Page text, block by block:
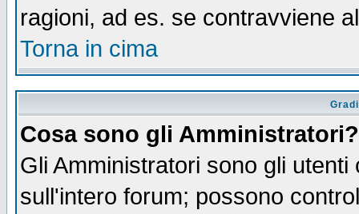
ragioni, ad es. se contravviene
Torna in cima
Cosa sono gli Amministratori?
Gli Amministratori sono gli
sull'intero forum; possono